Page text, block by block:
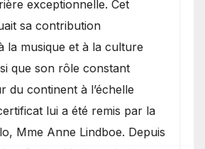
exceptionnelle. Cet
sa contribution
la musique et à la culture
que son rôle constant
du continent à l’échelle
lui a été remis par la
Mme Anne Lindboe. Depuis